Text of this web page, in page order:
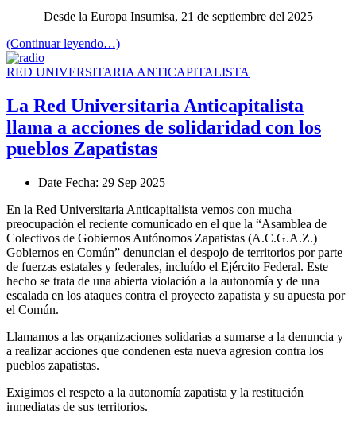
Desde la Europa Insumisa, 21 de septiembre del 2025
(Continuar leyendo…)
RED UNIVERSITARIA ANTICAPITALISTA
La Red Universitaria Anticapitalista
llama a acciones de solidaridad con los
pueblos Zapatistas
Date Fecha: 29 Sep 2025
En la Red Universitaria Anticapitalista vemos con mucha
preocupación el reciente comunicado en el que la “Asamblea de
Colectivos de Gobiernos Autónomos Zapatistas (A.C.G.A.Z.)
Gobiernos en Común” denuncian el despojo de territorios por parte
de fuerzas estatales y federales, incluído el Ejército Federal. Este
hecho se trata de una abierta violación a la autonomía y de una
escalada en los ataques contra el proyecto zapatista y su apuesta por
el Común.
Llamamos a las organizaciones solidarias a sumarse a la denuncia y
a realizar acciones que condenen esta nueva agresion contra los
pueblos zapatistas.
Exigimos el respeto a la autonomía zapatista y la restitución
inmediatas de sus territorios.